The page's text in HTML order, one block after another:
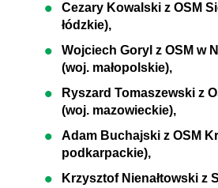
Cezary Kowalski z OSM
łódzkie),
Wojciech Goryl z OSM w
(woj. małopolskie),
Ryszard Tomaszewski z
(woj. mazowieckie),
Adam Buchajski z OSM
podkarpackie),
Krzysztof Nienałtowski z